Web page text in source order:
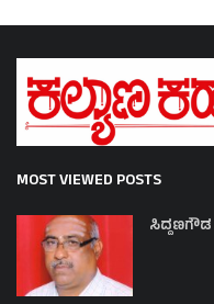
MOST VIEWED POSTS